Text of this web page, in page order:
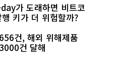
가 도래하면 비트코
키가 더 위험할까?
건, 해외 위해제품
건 달해